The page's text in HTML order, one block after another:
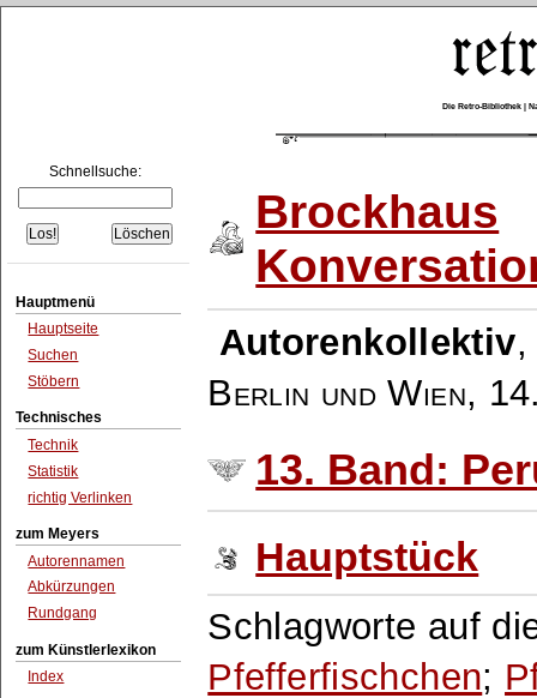
Die Retro-Bibliothek |
Schnellsuche:
Hauptmenü
Hauptseite
Suchen
Stöbern
Technisches
Technik
Statistik
richtig Verlinken
zum Meyers
Autorennamen
Abkürzungen
Rundgang
zum Künstlerlexikon
Index
Brockhaus
Autorenkollektiv
Berlin und Wien,
13. Band:
Hauptstück
Schlagworte auf
Pfefferfischchen;